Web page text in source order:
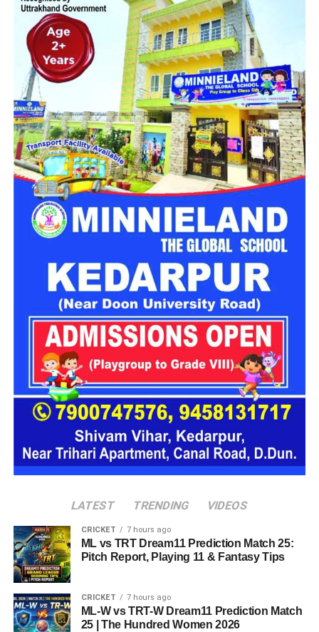
पर बैठाकर गदरपुर की ओर ले जाना शुरू कर दिया।
युवती का अपहरण कर सामूहिक दुष्कर्म के
आरोप
शिकायत में बताया गया है कि रास्ते में मौका मिलने पर एक युवक और एक
युवती चलती बाइक से कूदकर किसी तरह भागने में सफल रहे। हालांकि
दूसरी युवती और उसके साथ मौजूद युवक आरोपियों के कब्जे में ही रहे।
आरोप है कि बाद में युवक को रास्ते में छोड़ दिया गया, जबकि युवती को
आरोपी अपने साथ ले गए।
युवती को अंडरपास के पास छोड़कर फरार
हुए बदमाश
पीड़िता का आरोप है कि आरोपियों ने उसके साथ सामूहिक दुष्कर्म किया और
पूरी रात उसे अपने कब्जे में रखा। रविवार सुबह उसे मेट्रोपोलिस अंडरपास
के पास छोड़कर तीनों फरार हो गए। इसके बाद पीड़िता ने अपने परिचितों
और पुलिस को घटना की जानकारी दी।
सूचना मिलते ही पुलिस मौके पर पहुंची और पीड़िता को सुरक्षित अपने साथ
लेकर आवश्यक कानूनी कार्रवाई शुरू की। उसका मेडिकल परीक्षण कराया
गया और बयान दर्ज किए गए।
पुलिस मामले की जांच में जुटी
सीओ सिटी रुद्रपुर विभव सैनी ने बताया कि पीड़िता की शिकायत के आधार
पर संबंधित धाराओं में मुकदमा दर्ज कर लिया गया है। मामले की गहन जांच
है और आरोपियों की गिरफ्तारी के लिए संभावित ठिकानों पर दबिश दी जा रही
है।
पुलिस का कहना है कि जांच के दौरान सामने आने वाले तथ्यों और साक्ष्यों के
आधार पर आगे की कानूनी कार्रवाई की जाएगी।
LATEST TRENDING VIDEOS
CRICKET 7 hours ago
ML vs TRT Dream11 Prediction Match 25:
Pitch Report, Playing 11 & Fantasy Tips
CRICKET 7 hours ago
ML-W vs TRT-W Dream11 Prediction Match
25 | The Hundred Women 2026